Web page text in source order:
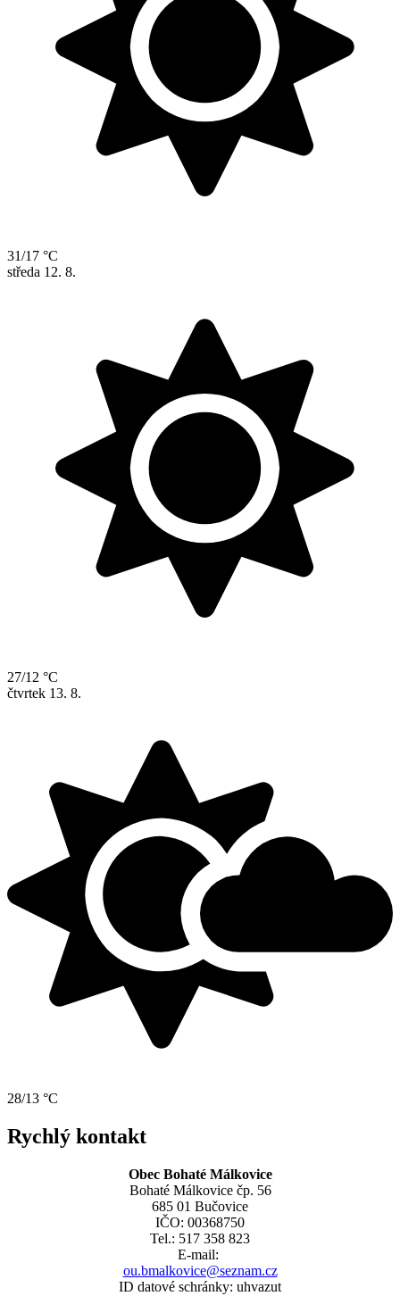
31/17 °C
středa 12. 8.
27/12 °C
čtvrtek 13. 8.
28/13 °C
Rychlý kontakt
Obec Bohaté Málkovice
Bohaté Málkovice čp. 56
685 01 Bučovice
IČO: 00368750
Tel.: 517 358 823
E-mail:
ou.bmalkovice@seznam.cz
ID datové schránky: uhvazut